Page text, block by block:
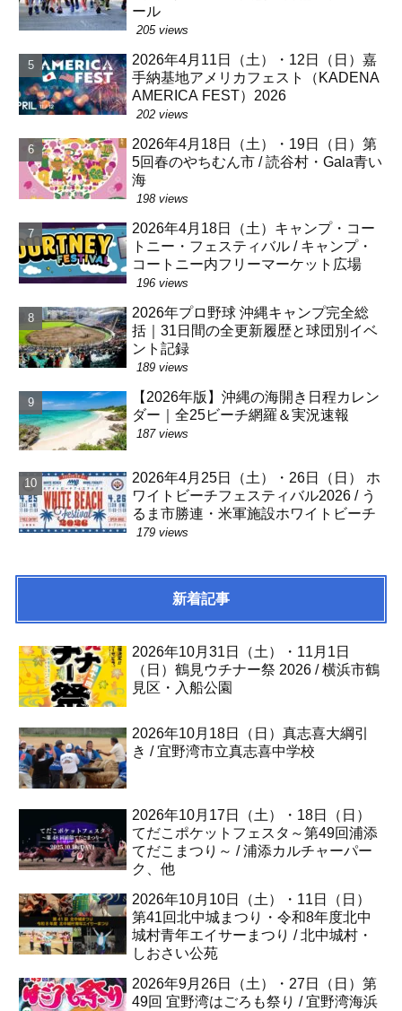
ール
205 views
2026年4月11日（土）・12日（日）嘉
手納基地アメリカフェスト（KADENA
AMERICA FEST）2026
202 views
2026年4月18日（土）・19日（日）第
5回春のやちむん市 / 読谷村・Gala青い
海
198 views
2026年4月18日（土）キャンプ・コー
トニー・フェスティバル / キャンプ・
コートニー内フリーマーケット広場
196 views
2026年プロ野球 沖縄キャンプ完全総
括｜31日間の全更新履歴と球団別イベ
ント記録
189 views
【2026年版】沖縄の海開き日程カレン
ダー｜全25ビーチ網羅＆実況速報
187 views
2026年4月25日（土）・26日（日） ホ
ワイトビーチフェスティバル2026 / う
るま市勝連・米軍施設ホワイトビーチ
179 views
新着記事
2026年10月31日（土）・11月1日
（日）鶴見ウチナー祭 2026 / 横浜市鶴
見区・入船公園
2026年10月18日（日）真志喜大綱引
き / 宜野湾市立真志喜中学校
2026年10月17日（土）・18日（日）
てだこポケットフェスタ～第49回浦添
てだこまつり～ / 浦添カルチャーパー
ク、他
2026年10月10日（土）・11日（日）
第41回北中城まつり・令和8年度北中
城村青年エイサーまつり / 北中城村・
しおさい公苑
2026年9月26日（土）・27日（日）第
49回 宜野湾はごろも祭り / 宜野湾海浜